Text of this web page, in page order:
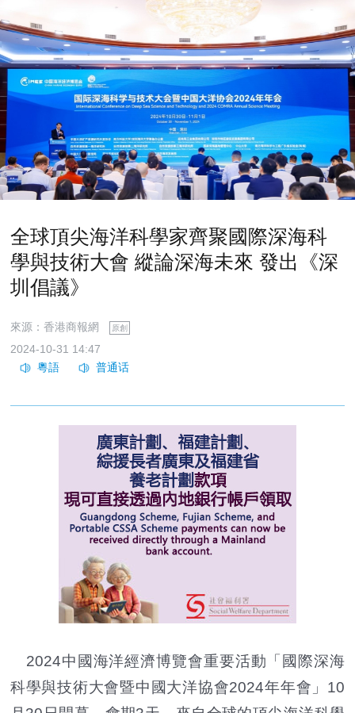
全球頂尖海洋科學家齊聚國際深海科
學與技術大會 縱論深海未來 發出《深
圳倡議》
來源：香港商報網 原創
2024-10-31 14:47
2024中國海洋經濟博覽會重要活動「國際深海
科學與技術大會暨中國大洋協會2024年年會」10